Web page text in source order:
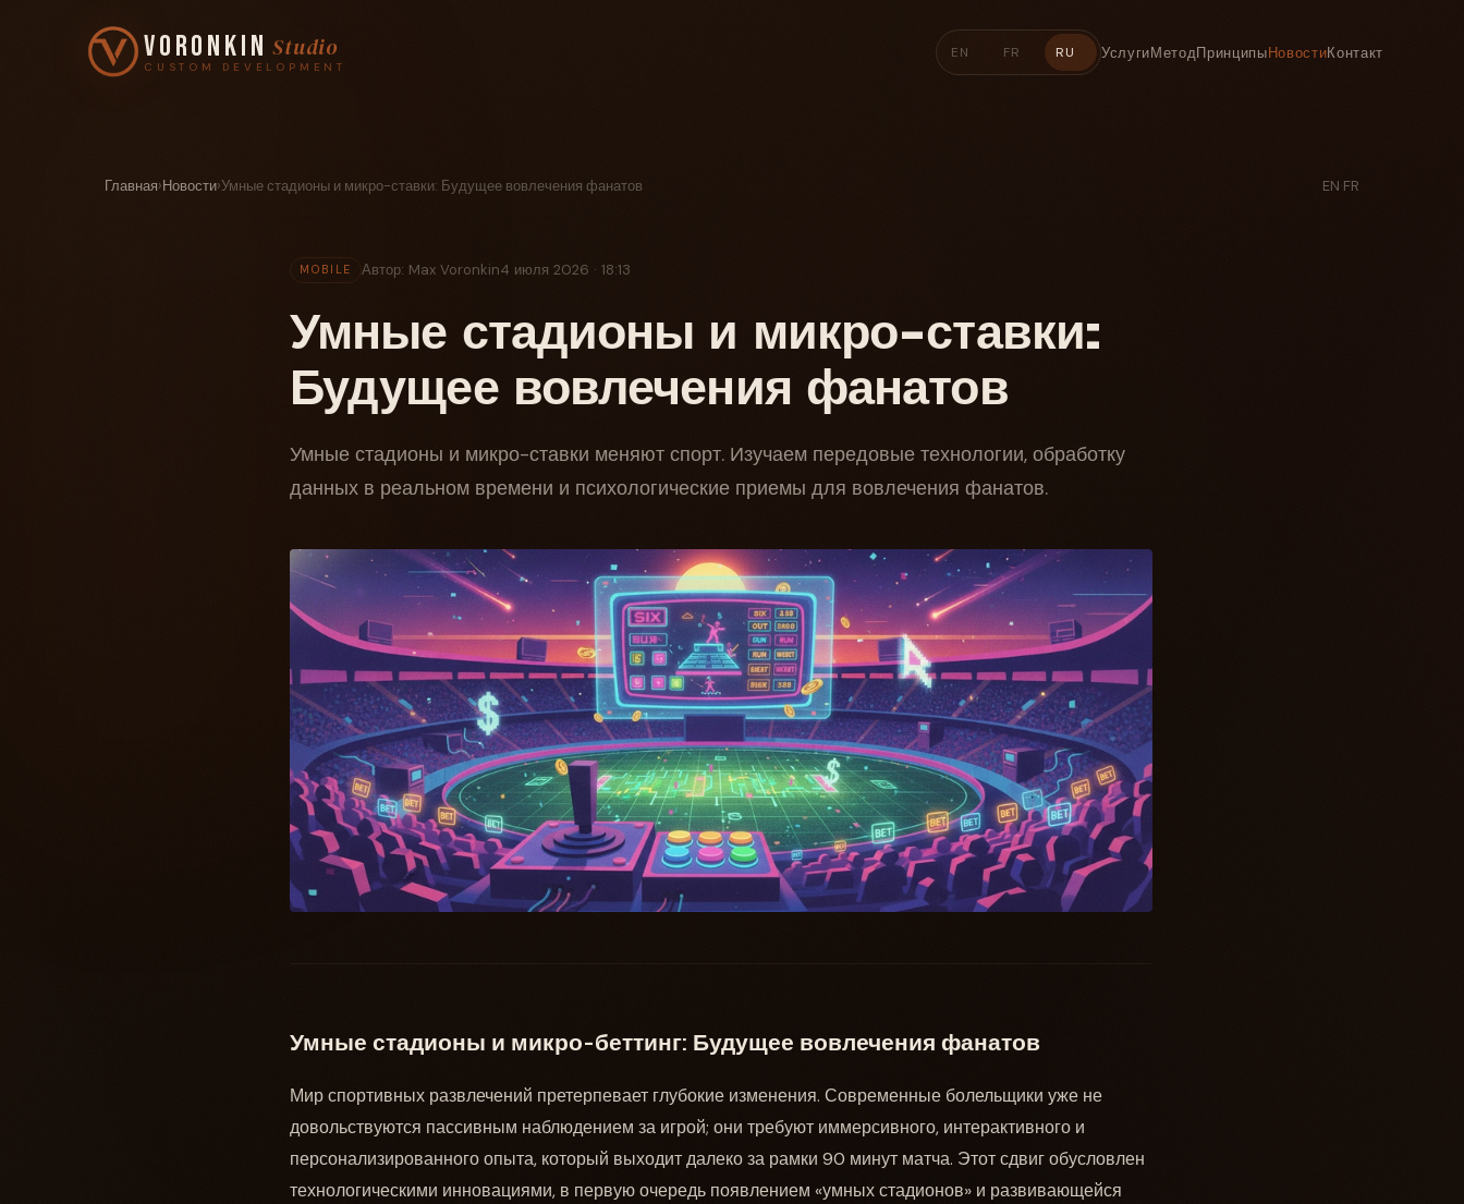
Voronkin Studio
CUSTOM DEVELOPMENT
EN FR RU УслугиМетодПринципыНовостиКонтакт
Главная›Новости›Умные стадионы и микро-ставки: Будущее вовлечения фанатов EN·FR
MOBILE Автор: Max Voronkin4 июля 2026 · 18:13
Умные стадионы и микро-ставки:
Будущее вовлечения фанатов
Умные стадионы и микро-ставки меняют спорт. Изучаем передовые технологии, обработку
данных в реальном времени и психологические приемы для вовлечения фанатов.
Умные стадионы и микро-беттинг: Будущее вовлечения фанатов
Мир спортивных развлечений претерпевает глубокие изменения. Современные болельщики уже не
довольствуются пассивным наблюдением за игрой; они требуют иммерсивного, интерактивного и
персонализированного опыта, который выходит далеко за рамки 90 минут матча. Этот сдвиг обусловлен
технологическими инновациями, в первую очередь появлением «умных стадионов» и развивающейся